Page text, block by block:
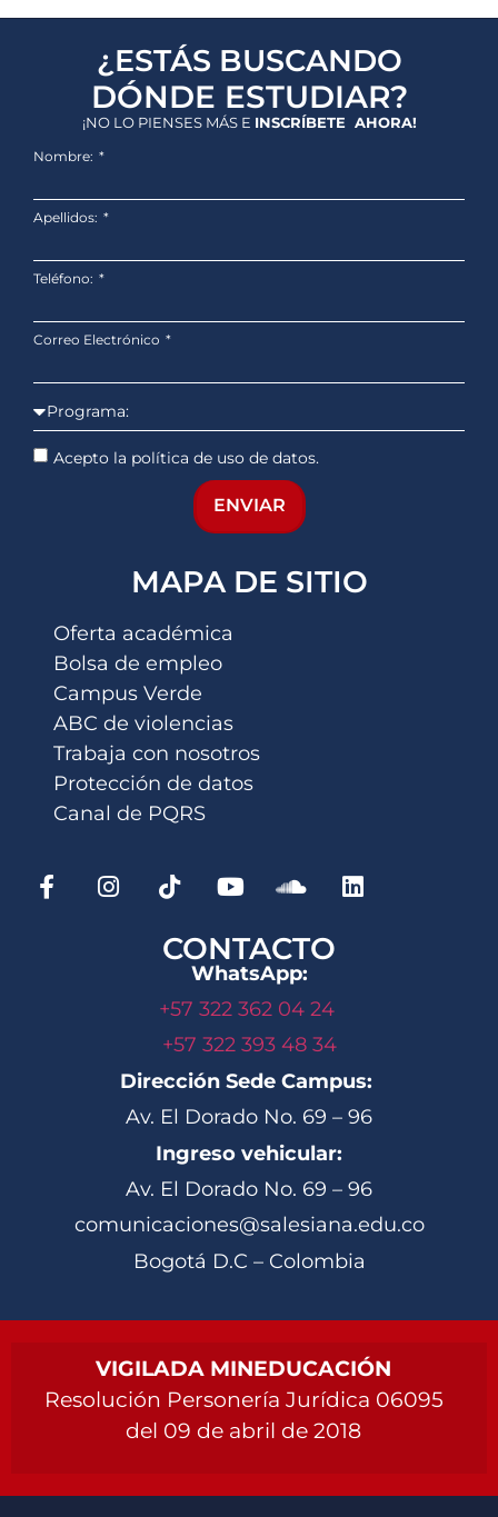
¿ESTÁS BUSCANDO
DÓNDE ESTUDIAR?
¡NO LO PIENSES MÁS E INSCRÍBETE AHORA!
Nombre:
Apellidos:
Teléfono:
Correo Electrónico
Acepto la política de uso de datos.
ENVIAR
MAPA DE SITIO
Oferta académica
Bolsa de empleo
Campus Verde
ABC de violencias
Trabaja con nosotros
Protección de datos
Canal de PQRS
CONTACTO
WhatsApp:
+57 322 362 04 24
+57 322 393 48 34
Dirección Sede Campus:
Av. El Dorado No. 69 – 96
Ingreso vehicular:
Av. El Dorado No. 69 – 96
comunicaciones@salesiana.edu.co
Bogotá D.C – Colombia
VIGILADA MINEDUCACIÓN
Resolución Personería Jurídica 06095
del 09 de abril de 2018